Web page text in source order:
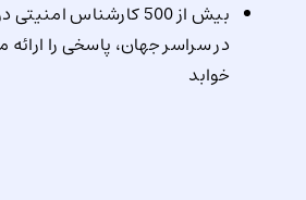
در سراسر جهان، پاسخی را
خوابد